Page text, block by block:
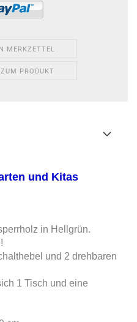
MERKZETTEL
PRODUKT
und Kitas
in Hellgrün.
und 2 drehbaren
1 Tisch und eine